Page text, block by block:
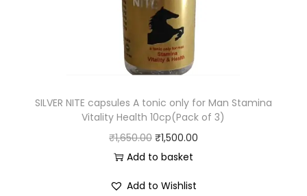
SILVER NITE capsules A tonic only for Man Stamina
Vitality Health 10cp(Pack of 3)
₹1,650.00 ₹1,500.00
Add to basket
Add to Wishlist